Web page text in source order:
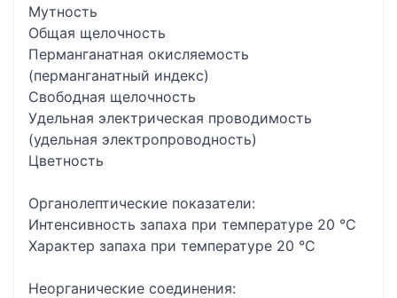
Мутность
Общая щелочность
Перманганатная окисляемость
(перманганатный индекс)
Свободная щелочность
Удельная электрическая проводимость
(удельная электропроводность)
Цветность
Органолептические показатели:
Интенсивность запаха при температуре 20 °С
Характер запаха при температуре 20 °С
Неорганические соединения: